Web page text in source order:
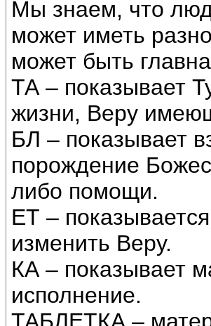
Мы знаем, что
может иметь
может быть
ТА – показывает
жизни, Веру
БЛ – показывает
порождение
либо помощи.
ЕТ –
изменить Веру.
КА – показывает
исполнение.